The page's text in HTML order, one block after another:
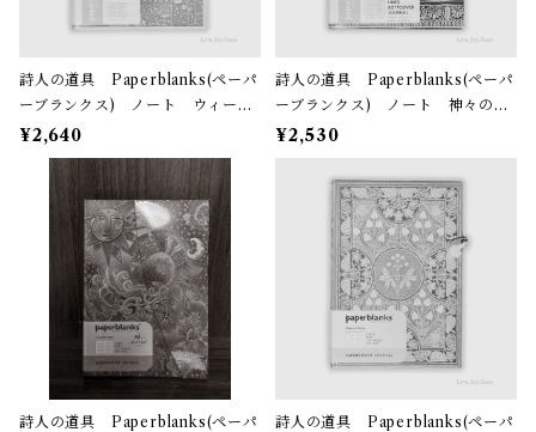
詩人の道具 Paperblanks(ペーパ
ーブランクス) ノート ウィーン
の果実 罫線（ミディ） 144ペー
¥2,640
詩人の道具 Paperblanks(ペーパ
ーブランクス) ノート 神々の集
まり(ミディ)罫線 176ページ
¥2,530
詩人の道具 Paperblanks(ペーパ
詩人の道具 Paperblanks(ペーパ